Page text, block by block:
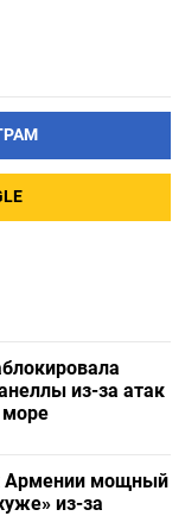
из-за атак
Армении мощный
из-за